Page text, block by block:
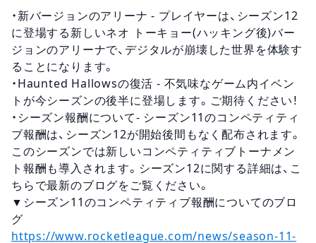
・新バージョンのアリーナ - プレイヤーは、シーズン12
に登場する新しいネオ トーキョー(ハッキング後)バー
ジョンのアリーナで、デジタルが崩壊した世界を体験す
ることになります。
・Haunted Hallowsの復活 - 不気味なゲーム内イベン
トが今シーズンの後半に登場します。ご期待ください！
・シーズン報酬について- シーズン11のコンペティティ
ブ報酬は、シーズン12が開始後間もなく配布されます。
このシーズンでは新しいコンペティティブトーナメン
ト報酬も導入されます。シーズン12に関する詳細は、こ
ちらで最新のブログをご覧ください。
▼シーズン11のコンペティティブ報酬についてのブロ
グ
https://www.rocketleague.com/news/season-11-